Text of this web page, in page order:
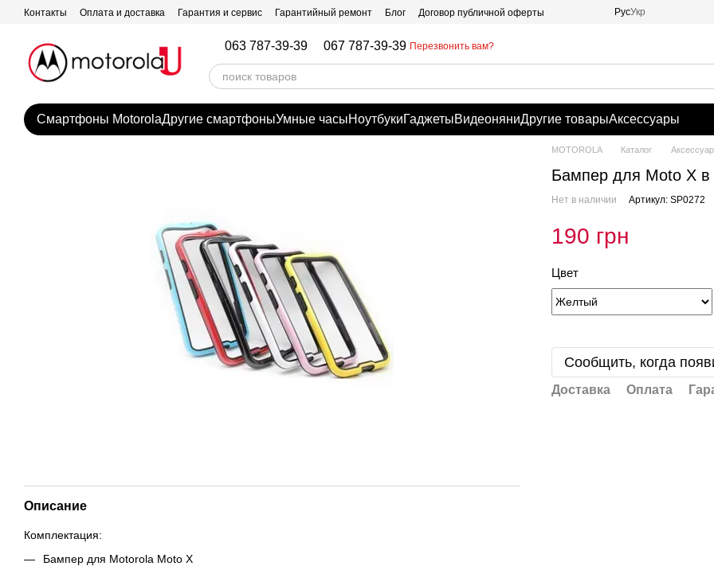
Перейти к основному контенту
Контакты Оплата и доставка Гарантия и сервис Гарантийный ремонт Блог Договор публичной оферты РусУкр
063 787-39-39 067 787-39-39 Перезвонить вам?
Смартфоны MotorolaДругие смартфоныУмные часыНоутбукиГаджетыВидеоняниДругие товарыАксессуары
Описание
Комплектация:
Бампер для Motorola Moto X
MOTOROLA Каталог
Бампер для Moto X
Нет в наличии Артикул: SP0272
190 грн
Цвет
Сообщить, когда
Доставка Оплата